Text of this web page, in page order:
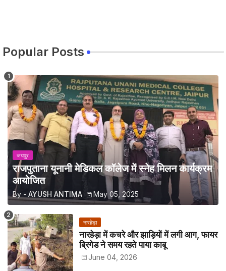
Popular Posts
जयपुर
राजपुताना यूनानी मेडिकल कॉलेज में स्नेह मिलन कार्यक्रम
आयोजित
By - AYUSH ANTIMA May 05, 2025
नारहेड़ा
नारहेड़ा में कचरे और झाड़ियों में लगी आग, फायर
ब्रिगेड ने समय रहते पाया काबू
June 04, 2026